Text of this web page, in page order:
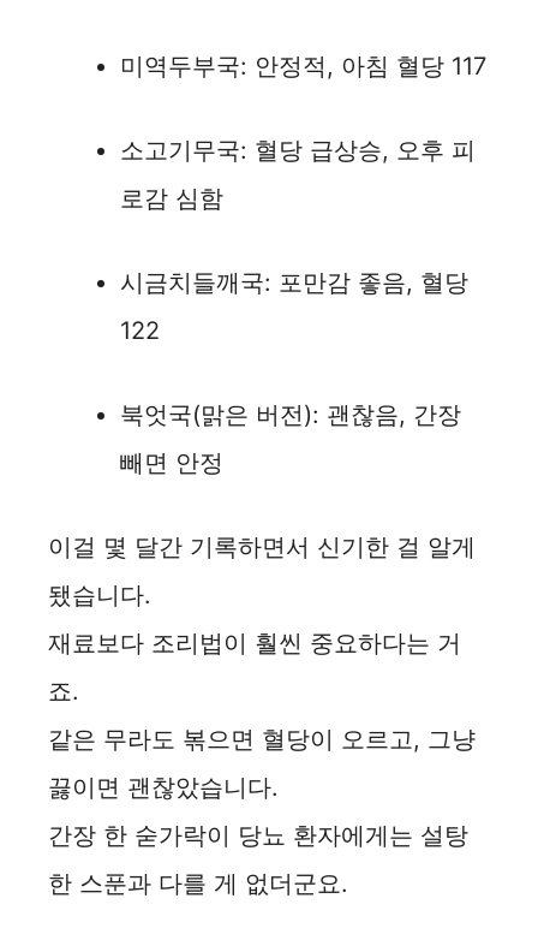
미역두부국: 안정적, 아침 혈당 117
소고기무국: 혈당 급상승, 오후 피
로감 심함
시금치들깨국: 포만감 좋음, 혈당
122
북엇국(맑은 버전): 괜찮음, 간장
빼면 안정
이걸 몇 달간 기록하면서 신기한 걸 알게
됐습니다.
재료보다 조리법이 훨씬 중요하다는 거
죠.
같은 무라도 볶으면 혈당이 오르고, 그냥
끓이면 괜찮았습니다.
간장 한 숟가락이 당뇨 환자에게는 설탕
한 스푼과 다를 게 없더군요.